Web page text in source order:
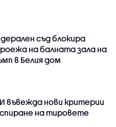
съд блокира
на балната зала на
в Белия дом
въвежда нови критерии
на тировете